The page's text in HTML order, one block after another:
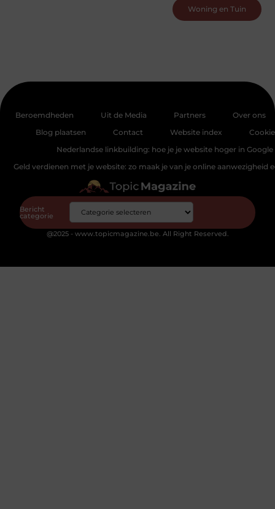
Woning en Tuin
Beroemdheden Uit de Media Partners
Over ons
Blog plaatsen
Contact Website index
Nederlandse linkbuilding: hoe je je website hoger in
Geld verdienen met je website: zo maak je van je online aanwezigheid
Bericht
categorie
@2025 - www.topicmagazine.be. All Right Reserved.